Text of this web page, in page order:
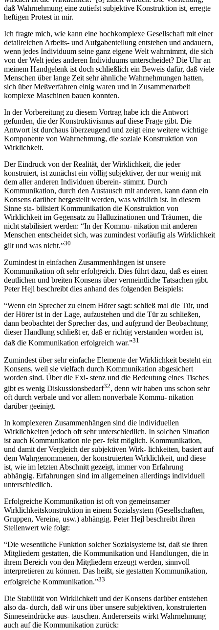
daß Wahrnehmung eine zutiefst subjektive Konstruktion ist, erregte
heftigen Protest in mir.
Ich fragte mich, wie kann eine hochkomplexe Gesellschaft mit einer
detailreichen Arbeits- und Aufgabenteilung entstehen und andauern,
wenn jedes Individuum seine ganz eigene Welt wahrnimmt, die sich
von der Welt jedes anderen Individuums unterscheidet? Die Uhr an
meinem Handgelenk ist doch schließlich ein Beweis dafür, daß viele
Menschen über lange Zeit sehr ähnliche Wahrnehmungen hatten,
sich über Meßverfahren einig waren und in Zusammenarbeit
komplexe Maschinen bauen konnten.
In der Vorbereitung zu diesem Vortrag habe ich die Antwort
gefunden, die der Konstruktivismus auf diese Frage gibt. Die
Antwort ist durchaus überzeugend und zeigt eine weitere wichtige
Komponente von Wahrnehmung, die soziale Konstruktion von
Wirklichkeit.
Der Eindruck von der Realität, der Wirklichkeit, die jeder
konstruiert, ist zunächst ein völlig subjektiver, der nur wenig mit
dem aller anderen Individuen überein- stimmt. Durch
Kommunikation, durch den Austausch mit anderen, kann dann ein
Konsens darüber hergestellt werden, was wirklich ist. In diesem
Sinne sta- bilisiert Kommunikation die Konstruktion von
Wirklichkeit im Gegensatz zu Halluzinationen und Träumen, die
nicht stabilisiert werden: “In der Kommu- nikation mit anderen
Menschen entscheidet sich, was zumindest vorläufig als Wirklichkeit
gilt und was nicht.”30
Zumindest in einfachen Zusammenhängen ist unsere
Kommunikation oft sehr erfolgreich. Dies führt dazu, daß es einen
deutlichen und breiten Konsens über vermeintliche Tatsachen gibt.
Peter Hejl beschreibt dies anhand des folgenden Beispiels:
“Wenn ein Sprecher zu einem Hörer sagt: schließ mal die Tür, und
der Hörer ist in der Lage, aufzustehen und die Tür zu schließen,
dann beobachtet der Sprecher das, und aufgrund der Beobachtung
dieser Handlung schließt er, daß er richtig verstanden worden ist,
daß die Kommunikation erfolgreich war.”31
Zumindest über sehr einfache Elemente der Wirklichkeit besteht ein
Konsens, weil sie vielfach durch Kommunikation abgesichert
worden sind. Über die Exi- stenz und die Bedeutung eines Tisches
gibt es wenig Diskussionsbedarf32, denn wir haben uns schon sehr
oft durch verbale und vor allem nonverbale Kommu- nikation
darüber geeinigt.
In komplexeren Zusammenhängen sind die individuellen
Wirklichkeiten jedoch oft sehr unterschiedlich. In solchen Situation
ist auch Kommunikation nie per- fekt möglich. Kommunikation,
und damit der Vergleich der subjektiven Wirk- lichkeiten, basiert auf
dem Wahrgenommenen, der konstruierten Wirklichkeit, und diese
ist, wie im letzten Abschnitt gezeigt, immer von Erfahrung
abhängig. Erfahrungen sind im allgemeinen allerdings individuell
unterschiedlich.
Erfolgreiche Kommunikation ist oft von gemeinsamer
Wirklichkeitskonstruktion in einem Sozialsystem (Gesellschaften,
Gruppen, Vereine, usw.) abhängig. Peter Hejl beschreibt ihren
Stellenwert wie folgt:
“Die wesentliche Funktion solcher Sozialsysteme ist, daß sie ihren
Mitgliedern gestatten, die Kommunikation und Handlungen, die in
ihrem Bereich von den Mitgliedern erzeugt werden, sinnvoll
interpretieren zu können. Das heißt, sie gestatten Kommunikation,
erfolgreiche Kommunikation.”33
Die Stabilität von Wirklichkeit und der Konsens darüber entstehen
also da- durch, daß wir uns über unsere subjektiven, konstruierten
Sinneseindrücke aus- tauschen. Andererseits wirkt Wahrnehmung
auch auf die Kommunikation zurück: